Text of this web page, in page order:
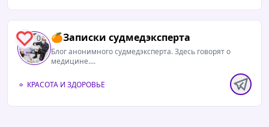
0 🍊Записки судмедэксперта
Блог анонимного судмедэксперта. Здесь говорят о
медицине....
КРАСОТА И ЗДОРОВЬЕ